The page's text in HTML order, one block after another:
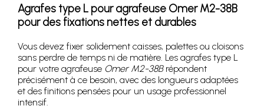
Agrafes type L pour agrafeuse Omer M2-38B
pour des fixations nettes et durables
Vous devez fixer solidement caisses, palettes ou cloisons
sans perdre de temps ni de matière. Les agrafes type L
pour votre agrafeuse Omer M2-38Brépondent
précisément à ce besoin, avec des longueurs adaptées
et des finitions pensées pour un usage professionnel
intensif.